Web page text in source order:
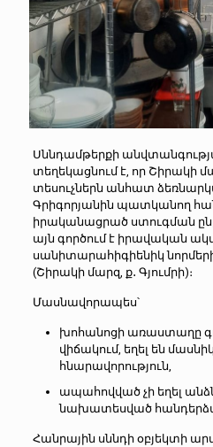
Սննդամթերքի
տեղեկացնում է, որ Շիրակի
տեսուչներն անհատ
Գրիգորյանին պատկանող
իրականացրած ստուգման
այն գործում է իրավական
սանիտարահիգիենիկ
(Շիրակի մարզ, ք․ Գյումրի)։
Մասնավորապես՝
խոհանոցի առաստաղը
վիճակում, եղել են
հնարավորություն,
ապահովված չի եղել
նախատեսված
Հանրային սննդի օբյեկտի